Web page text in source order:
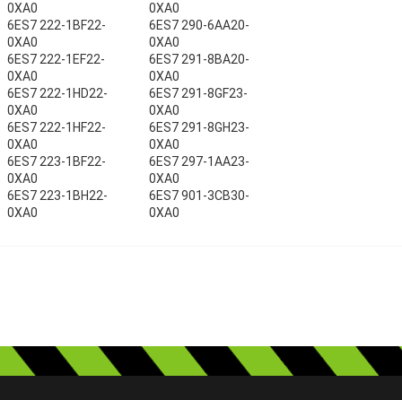
0XA0
6ES7 222-1BF22-
0XA0
6ES7 222-1EF22-
0XA0
6ES7 222-1HD22-
0XA0
6ES7 222-1HF22-
0XA0
6ES7 223-1BF22-
0XA0
6ES7 223-1BH22-
0XA0
0XA0
6ES7 290-6AA20-
0XA0
6ES7 291-8BA20-
0XA0
6ES7 291-8GF23-
0XA0
6ES7 291-8GH23-
0XA0
6ES7 297-1AA23-
0XA0
6ES7 901-3CB30-
0XA0